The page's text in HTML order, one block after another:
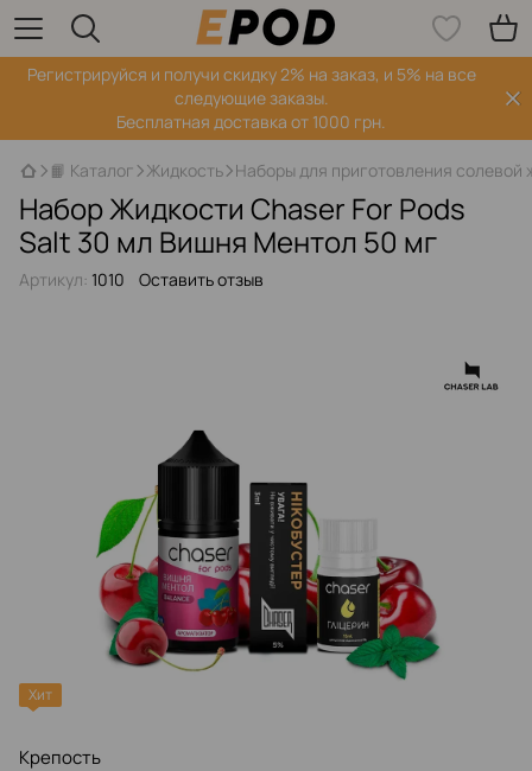
Регистрируйся‌ и получи скидку 2% на заказ, и 5% на все
следующие заказы.
Бесплатная доставка от 1000 грн.
📙 Каталог Жидкость Наборы для приготовления солевой
Набор Жидкости Chaser For Pods
Salt 30 мл Вишня Ментол 50 мг
Артикул: 1010 Оставить отзыв
Хит
Крепость